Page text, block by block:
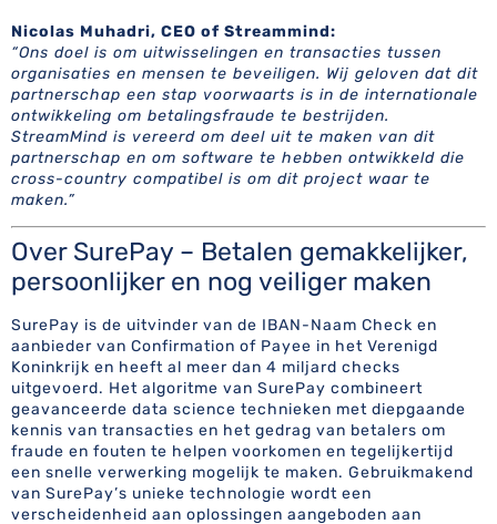
Nicolas Muhadri, CEO of Streammind:
“Ons doel is om uitwisselingen en transacties tussen
organisaties en mensen te beveiligen. Wij geloven dat dit
partnerschap een stap voorwaarts is in de internationale
ontwikkeling om betalingsfraude te bestrijden.
StreamMind is vereerd om deel uit te maken van dit
partnerschap en om software te hebben ontwikkeld die
cross-country compatibel is om dit project waar te
maken.”
Over SurePay – Betalen gemakkelijker,
persoonlijker en nog veiliger maken
SurePay is de uitvinder van de IBAN-Naam Check en
aanbieder van Confirmation of Payee in het Verenigd
Koninkrijk en heeft al meer dan 4 miljard checks
uitgevoerd. Het algoritme van SurePay combineert
geavanceerde data science technieken met diepgaande
kennis van transacties en het gedrag van betalers om
fraude en fouten te helpen voorkomen en tegelijkertijd
een snelle verwerking mogelijk te maken. Gebruikmakend
van SurePay’s unieke technologie wordt een
verscheidenheid aan oplossingen aangeboden aan